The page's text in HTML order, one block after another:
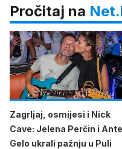
Pročitaj na
Zagrljaj, osmijesi i Nick
Cave: Jelena Perčin i Ante
Gelo ukrali pažnju u Puli